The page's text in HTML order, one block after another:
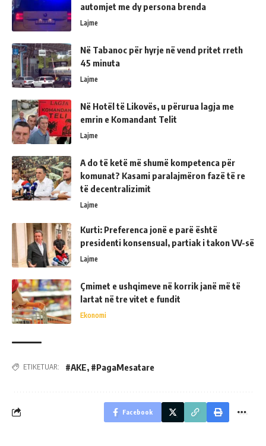
automjet me dy persona brenda
Lajme
Në Tabanoc për hyrje në vend pritet rreth
45 minuta
Lajme
Në Hotël të Likovës, u përurua lagja me
emrin e Komandant Telit
Lajme
A do të ketë më shumë kompetenca për
komunat? Kasami paralajmëron fazë të re
të decentralizimit
Lajme
Kurti: Preferenca jonë e parë është
presidenti konsensual, partiak i takon VV-së
Lajme
Çmimet e ushqimeve në korrik janë më të
lartat në tre vitet e fundit
Ekonomi
ETIKETUAR: #AKE, #PagaMesatare
Facebook